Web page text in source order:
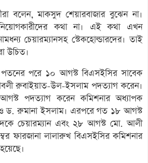
বলেন, মাকসুদ শেয়ারবাজার বুঝেন না।
কথা না। এই কথা এখন
চেয়ারম্যানসহ স্টেকহোল্ডারদের। তাই
উচিত।
পরে ১০ আগস্ট বিএসইসির সাবেক
রুবাইয়াত-উল-ইসলাম পদত্যাগ করেন।
পদত্যাগ করেন কমিশনার অধ্যাপক
ড. রুমানা ইসলাম। এরপরে গত ১৮ আগস্ট
চেয়ারম্যান এবং ২৮ আগস্ট মো. আলী
ফারজানা লালারুখ বিএসইসির কমিশনার